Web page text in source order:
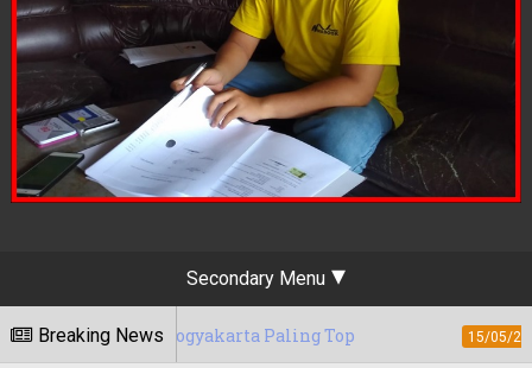
Secondary Menu
Breaking News
Paling Top 15/05/2020 Berapa Tarif